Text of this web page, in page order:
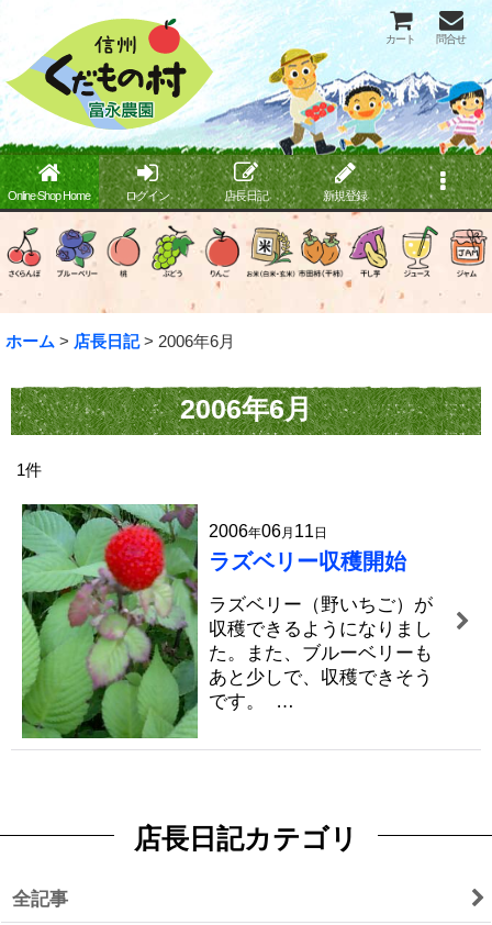
カート 問合せ
Online Shop Home ログイン 店長日記 新規登録
ホーム > 店長日記 > 2006年6月
2006年6月
1件
2006年06月 11 日
ラズベリー収穫開始
ラズベリー（野いちご）が
収穫できるようになりまし
た。また、ブルーベリーも
あと少しで、収穫できそう
です。 …
店長日記カテゴリ
全記事